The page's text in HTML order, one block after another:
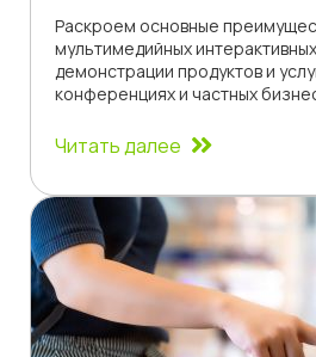
Раскроем основные
мультимедийных
демонстрации продуктов и
конференциях и частных
Читать далее